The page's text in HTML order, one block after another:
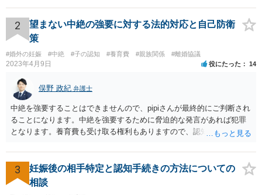
2
望まない中絶の強要に対する法的対応と自己防衛
策
#婚外の妊娠 #中絶 #子の認知 #養育費 #親族関係 #離婚協議
2023年4月9日 役にたった 14
俣野 政紀 弁護士
中絶を強要することはできませんので、pipiさんが最終的にご判断され
ることになります。中絶を強要するために脅迫的な発言があれば犯罪
となります。養育費も受け取る権利もありますので、認知等につきお
勧めします。
3
妊娠後の相手特定と認知手続きの方法についての
相談